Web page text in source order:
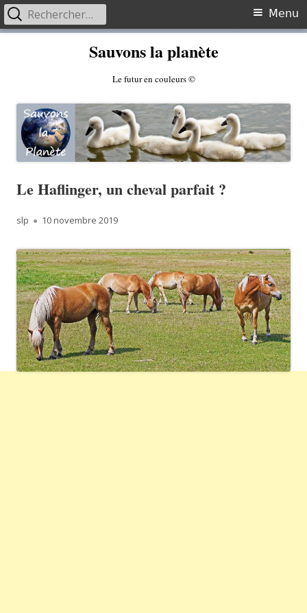
Sauvons la planète
Le futur en couleurs ©
Primary
Menu
Rechercher :
Le Haflinger, un cheval parfait ?
Author
slp
Published
10 novembre 2019